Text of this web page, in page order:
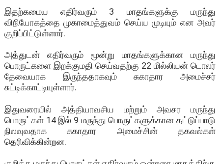
இதற்கமைய எதிர்வரும் 3 மாதங்களுக்கு மருந்து
விநியோகத்தை முகாமைத்துவம் செய்ய முடியும் என அவர்
குறிப்பிட்டுள்ளார்.
அத்துடன் எதிர்வரும் மூன்று மாதங்களுக்கான மருந்து
பொருட்களை இறக்குமதி செய்வதற்கு 22 மில்லியன் டொலர்
தேவையாக இருந்ததாகவும் சுகாதார அமைச்சர்
சுட்டிக்காட்டியுள்ளார்.
இதுவரையில் அத்தியாவசிய மற்றும் அவசர மருந்து
பொருட்கள் 14 இல் 9 மருந்து பொருட்களுக்கான தட்டுப்பாடு
நிலவுவதாக சுகாதார அமைச்சின் தகவல்கள்
தெரிவிக்கின்றன.